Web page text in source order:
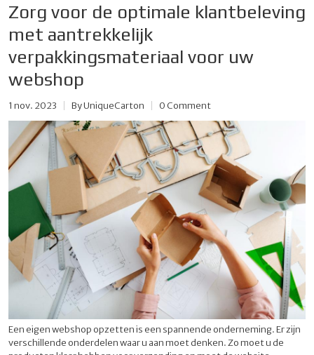
Zorg voor de optimale klantbeleving
met aantrekkelijk
verpakkingsmateriaal voor uw
webshop
1 nov. 2023 ByUniqueCarton 0 Comment
Een eigen webshop opzetten is een spannende onderneming. Er zijn
verschillende onderdelen waar u aan moet denken. Zo moet u de